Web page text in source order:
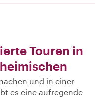
Touren in
und in einer
es eine aufregende